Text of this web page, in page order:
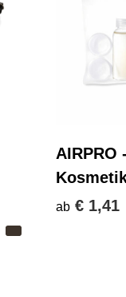
AIRPRO -
ab € 1,41